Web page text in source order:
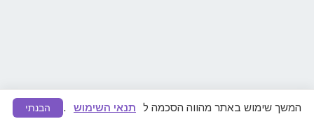
המשך שימוש באתר מהווה הסכמה ל תנאי השימוש . הבנתי
מצאתם תוכן לא ראוי או הפרת זכויות יוצרים? ונפעל להסרה מיידית.